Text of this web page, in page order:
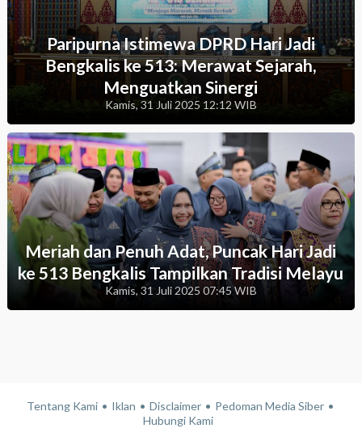
Paripurna Istimewa DPRD Hari Jadi
Bengkalis ke 513: Merawat Sejarah,
Menguatkan Sinergi
Kamis, 31 Juli 2025 12:12 WIB
Meriah dan Penuh Adat, Puncak Hari Jadi
ke 513 Bengkalis Tampilkan Tradisi Melayu
Kamis, 31 Juli 2025 07:45 WIB
Tentang Kami Iklan Disclaimer
Pedoman Media Siber
Hubungi Kami